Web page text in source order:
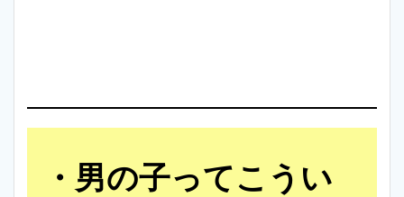
男の子ってこうい